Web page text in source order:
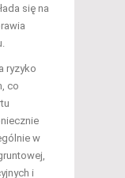
się na
ryzyko
co
w
i